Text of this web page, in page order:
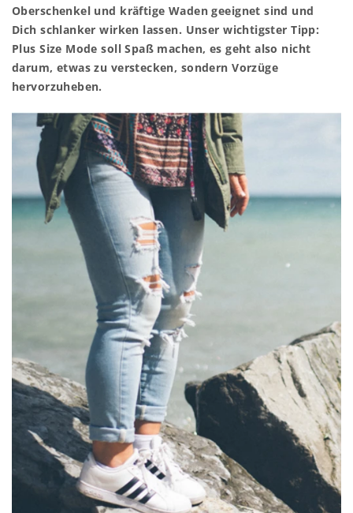
Oberschenkel und kräftige Waden geeignet sind und
Dich schlanker wirken lassen. Unser wichtigster Tipp:
Plus Size Mode soll Spaß machen, es geht also nicht
darum, etwas zu verstecken, sondern Vorzüge
hervorzuheben.